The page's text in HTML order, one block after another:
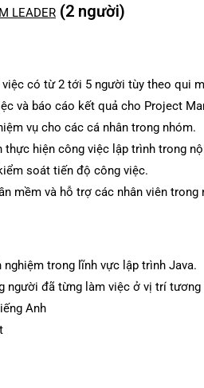
LEADER (2 người)
có từ 2 tới 5 người tùy theo qui
và báo cáo kết quả cho Project
vụ cho các cá nhân trong nhóm.
thực hiện công việc lập trình trong
soát tiến độ công việc.
mềm và hỗ trợ các nhân viên trong
nghiệm trong lĩnh vực lập trình Java.
người đã từng làm việc ở vị trí tương
Anh